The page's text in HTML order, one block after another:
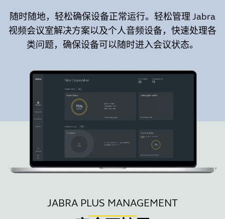
随时随地，轻松确保设备正常运行。轻松管理 Jabra
视频会议室解决方案以及个人音频设备，快速处理各
类问题，确保设备可以随时进入会议状态。
JABRA PLUS MANAGEMENT